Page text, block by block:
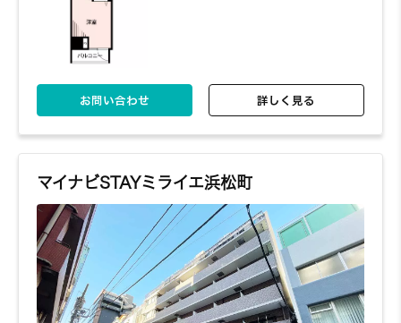
お問い合わせ
お問い合わせ 詳しく見る
お問い合わせ 詳しく見る
マイナビSTAYミライエ浜松町